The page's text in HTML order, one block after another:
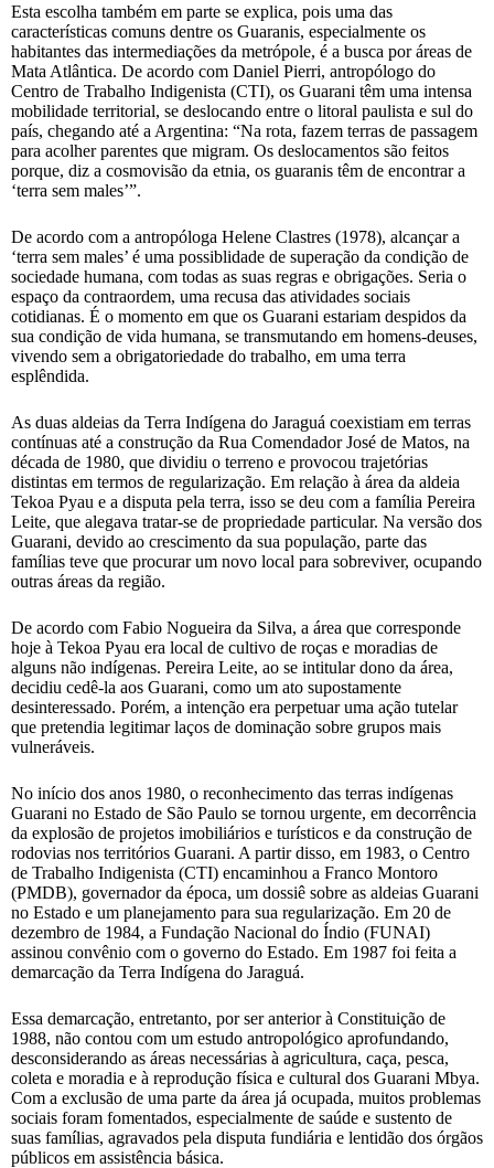
Esta escolha também em parte se explica, pois uma das
características comuns dentre os Guaranis, especialmente os
habitantes das intermediações da metrópole, é a busca por áreas de
Mata Atlântica. De acordo com Daniel Pierri, antropólogo do
Centro de Trabalho Indigenista (CTI), os Guarani têm uma intensa
mobilidade territorial, se deslocando entre o litoral paulista e sul do
país, chegando até a Argentina: “Na rota, fazem terras de passagem
para acolher parentes que migram. Os deslocamentos são feitos
porque, diz a cosmovisão da etnia, os guaranis têm de encontrar a
‘terra sem males’”.
De acordo com a antropóloga Helene Clastres (1978), alcançar a
‘terra sem males’ é uma possiblidade de superação da condição de
sociedade humana, com todas as suas regras e obrigações. Seria o
espaço da contraordem, uma recusa das atividades sociais
cotidianas. É o momento em que os Guarani estariam despidos da
sua condição de vida humana, se transmutando em homens-deuses,
vivendo sem a obrigatoriedade do trabalho, em uma terra
esplêndida.
As duas aldeias da Terra Indígena do Jaraguá coexistiam em terras
contínuas até a construção da Rua Comendador José de Matos, na
década de 1980, que dividiu o terreno e provocou trajetórias
distintas em termos de regularização. Em relação à área da aldeia
Tekoa Pyau e a disputa pela terra, isso se deu com a família Pereira
Leite, que alegava tratar-se de propriedade particular. Na versão dos
Guarani, devido ao crescimento da sua população, parte das
famílias teve que procurar um novo local para sobreviver, ocupando
outras áreas da região.
De acordo com Fabio Nogueira da Silva, a área que corresponde
hoje à Tekoa Pyau era local de cultivo de roças e moradias de
alguns não indígenas. Pereira Leite, ao se intitular dono da área,
decidiu cedê-la aos Guarani, como um ato supostamente
desinteressado. Porém, a intenção era perpetuar uma ação tutelar
que pretendia legitimar laços de dominação sobre grupos mais
vulneráveis.
No início dos anos 1980, o reconhecimento das terras indígenas
Guarani no Estado de São Paulo se tornou urgente, em decorrência
da explosão de projetos imobiliários e turísticos e da construção de
rodovias nos territórios Guarani. A partir disso, em 1983, o Centro
de Trabalho Indigenista (CTI) encaminhou a Franco Montoro
(PMDB), governador da época, um dossiê sobre as aldeias Guarani
no Estado e um planejamento para sua regularização. Em 20 de
dezembro de 1984, a Fundação Nacional do Índio (FUNAI)
assinou convênio com o governo do Estado. Em 1987 foi feita a
demarcação da Terra Indígena do Jaraguá.
Essa demarcação, entretanto, por ser anterior à Constituição de
1988, não contou com um estudo antropológico aprofundando,
desconsiderando as áreas necessárias à agricultura, caça, pesca,
coleta e moradia e à reprodução física e cultural dos Guarani Mbya.
Com a exclusão de uma parte da área já ocupada, muitos problemas
sociais foram fomentados, especialmente de saúde e sustento de
suas famílias, agravados pela disputa fundiária e lentidão dos órgãos
públicos em assistência básica.